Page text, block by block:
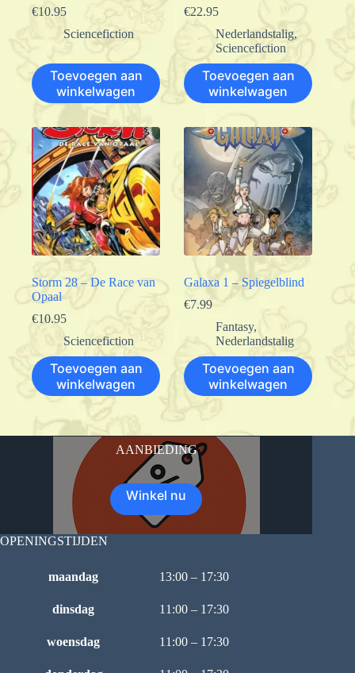
€10.95
Sciencefiction
Toevoegen aan
winkelwagen
€22.95
Nederlandstalig,
Sciencefiction
Toevoegen aan
winkelwagen
Storm 28 – De Race van
Opaal
€10.95
Sciencefiction
Toevoegen aan
winkelwagen
Galaxa 1 – Spiegelblind
€7.99
Fantasy,
Nederlandstalig
Toevoegen aan
winkelwagen
AANBIEDING
Winkel nu
OPENINGSTIJDEN
maandag 13:00 – 17:30
dinsdag 11:00 – 17:30
woensdag 11:00 – 17:30